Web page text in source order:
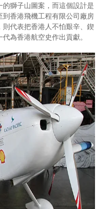
獅子山圖案，而這個設計是
香港飛機工程有限公司廠房
代表把香港人不怕艱辛、鍥
為香港航空史作出貢獻。